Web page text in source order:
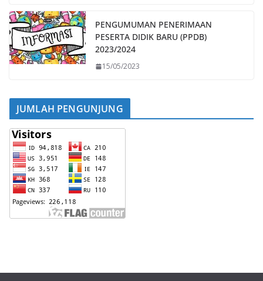
PENGUMUMAN PENERIMAAN
PESERTA DIDIK BARU (PPDB)
2023/2024
15/05/2023
JUMLAH PENGUNJUNG